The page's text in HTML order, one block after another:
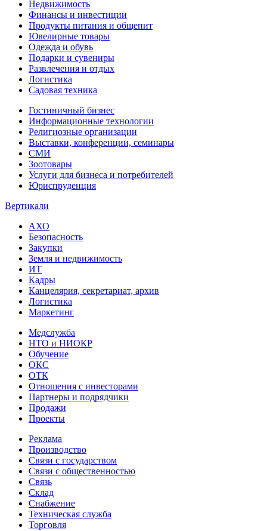
Недвижимость
Финансы и инвестиции
Продукты питания и общепит
Ювелирные товары
Одежда и обувь
Подарки и сувениры
Развлечения и отдых
Логистика
Садовая техника
Гостиничный бизнес
Информационные технологии
Религиозные организации
Выставки, конференции, семинары
СМИ
Зоотовары
Услуги для бизнеса и потребителей
Юриспруденция
Вертикали
АХО
Безопасность
Закупки
Земля и недвижимость
ИТ
Кадры
Канцелярия, секретариат, архив
Логистика
Маркетинг
Медслужба
НТО и НИОКР
Обучение
ОКС
ОТК
Отношения с инвесторами
Партнеры и подрядчики
Продажи
Проекты
Реклама
Производство
Связи с государством
Связи с общественностью
Связь
Склад
Снабжение
Техническая служба
Торговля